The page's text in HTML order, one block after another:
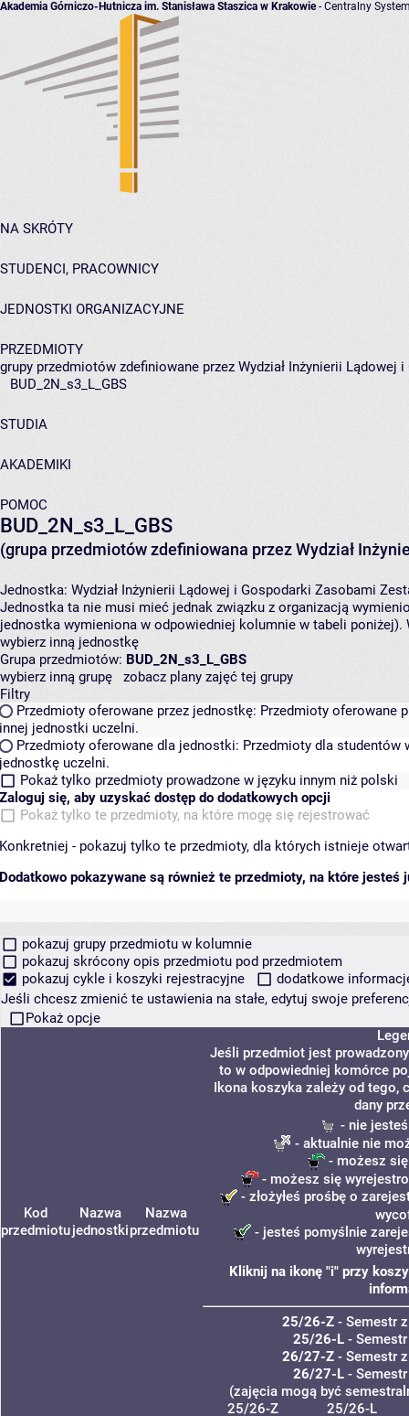
Akademia Górniczo-Hutnicza im. Stanisława Staszica w Krakowie- Centralny
NA SKRÓTY
STUDENCI, PRACOWNICY
JEDNOSTKI ORGANIZACYJNE
PRZEDMIOTY
grupy przedmiotów zdefiniowane przez Wydział Inżynierii Lądowej
BUD_2N_s3_L_GBS
STUDIA
AKADEMIKI
POMOC
BUD_2N_s3_L_GBS
(grupa przedmiotów zdefiniowana przez Wydział
Jednostka: Wydział Inżynierii Lądowej i Gospodarki Zasobami
Jednostka ta nie musi mieć jednak związku z organizacją
jednostka wymieniona w odpowiedniej kolumnie w tabeli
wybierz inną jednostkę
Grupa przedmiotów: BUD_2N_s3_L_GBS
wybierz inną grupę
zobacz plany zajęć tej grupy
Filtry
Przedmioty oferowane przez jednostkę: Przedmioty oferowane
innej jednostki uczelni.
Przedmioty oferowane dla jednostki: Przedmioty dla studentów
jednostkę uczelni.
Pokaż tylko przedmioty prowadzone w języku innym niż polski
Zaloguj się, aby uzyskać dostęp do dodatkowych opcji
Pokaż tylko te przedmioty, na które mogę się rejestrować
Konkretniej - pokazuj tylko te przedmioty, dla których istnieje
Dodatkowo pokazywane są również te przedmioty, na które jesteś
pokazuj grupy przedmiotu w kolumnie
pokazuj skrócony opis przedmiotu pod przedmiotem
pokazuj cykle i koszyki rejestracyjne
dodatkowe
Jeśli chcesz zmienić te ustawienia na stałe, edytuj swoje
Pokaż opcje
Kod
przedmiotu
Nazwa
jednostki
Nazwa
przedmiotu
Jeśli przedmiot jest
to w odpowiedniej komórce
Ikona koszyka zależy od tego,
dany
- nie
- aktualnie nie
- możesz
- możesz się
- złożyłeś prośbę o
- jesteś pomyślnie
Kliknij na ikonę "i" przy
25/26-Z - Semestr
25/26-L -
26/27-Z - Semestr
26/27-L -
(zajęcia mogą być
25/26-Z
25/26-L